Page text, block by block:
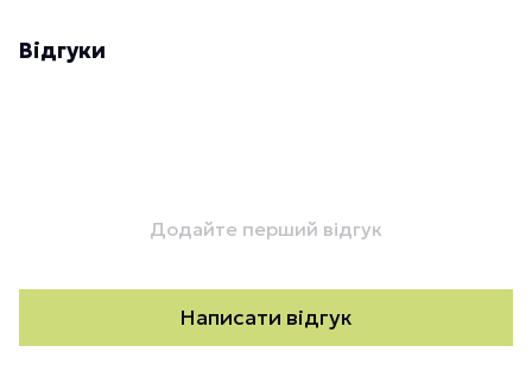
Відгуки
Додайте перший відгук
Написати відгук